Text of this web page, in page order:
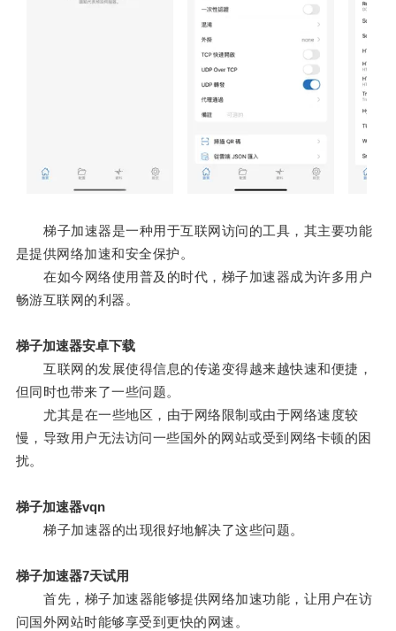
梯子加速器是一种用于互联网访问的工具，其主要功能
是提供网络加速和安全保护。
在如今网络使用普及的时代，梯子加速器成为许多用户
畅游互联网的利器。
梯子加速器安卓下载
互联网的发展使得信息的传递变得越来越快速和便捷，
但同时也带来了一些问题。
尤其是在一些地区，由于网络限制或由于网络速度较
慢，导致用户无法访问一些国外的网站或受到网络卡顿的困
扰。
梯子加速器vqn
梯子加速器的出现很好地解决了这些问题。
梯子加速器7天试用
首先，梯子加速器能够提供网络加速功能，让用户在访
问国外网站时能够享受到更快的网速。